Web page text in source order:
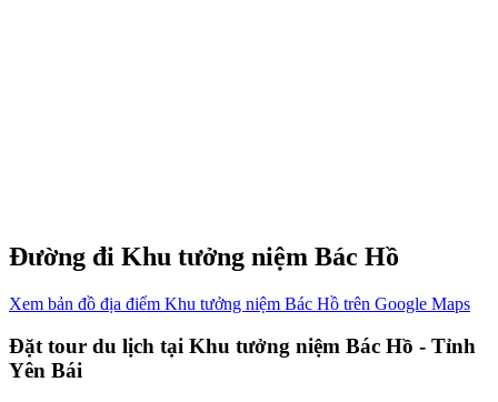
Đường đi Khu tưởng niệm Bác Hồ
Xem bản đồ địa điểm Khu tưởng niệm Bác Hồ trên Google Maps
Đặt tour du lịch tại Khu tưởng niệm Bác Hồ - Tỉnh
Yên Bái